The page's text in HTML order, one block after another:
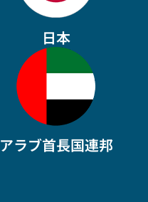
日本
アラブ首長国連邦